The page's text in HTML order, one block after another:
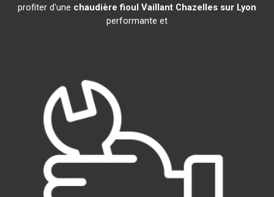
profiter d'une chaudière fioul Vaillant Chazelles sur Lyon
performante et